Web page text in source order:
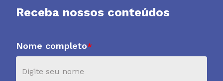
Receba nossos conteúdos
Nome completo*